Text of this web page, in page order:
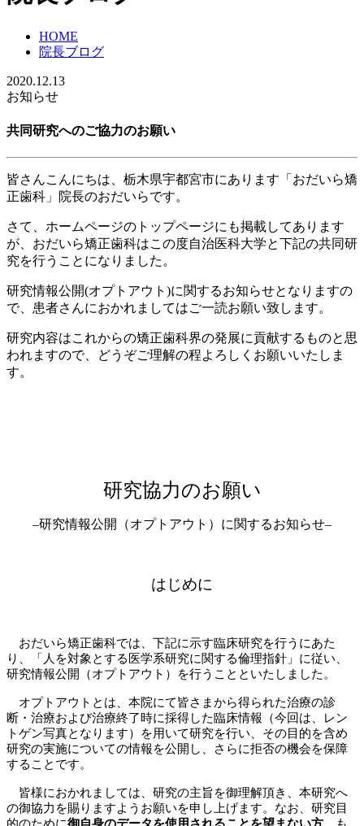
HOME
院長ブログ
2020.12.13
お知らせ
共同研究へのご協力のお願い
皆さんこんにちは、栃木県宇都宮市にあります「おだいら矯
正歯科」院長のおだいらです。
さて、ホームページのトップページにも掲載してあります
が、おだいら矯正歯科はこの度自治医科大学と下記の共同研
究を行うことになりました。
研究情報公開(オプトアウト )に関するお知らせとなりますの
で、患者さんにおかれましてはご一読お願い致します。
研究内容はこれからの矯正歯科界の発展に貢献するものと思
われますので、どうぞご理解の程よろしくお願いいたしま
す。
研究協力のお願い
–研究情報公開（オプトアウト）に関するお知らせ–
はじめに
おだいら矯正歯科では、下記に示す臨床研究を行うにあた
り、「人を対象とする医学系研究に関する倫理指針」に従い、
研究情報公開（オプトアウト）を行うことといたしました。
オプトアウトとは、本院にて皆さまから得られた治療の診
断・治療および治療終了時に採得した臨床情報（今回は、レン
トゲン写真となります）を用いて研究を行い、その目的を含め
研究の実施についての情報を公開し、さらに拒否の機会を保障
することです。
皆様におかれましては、研究の主旨を御理解頂き、本研究へ
の御協力を賜りますようお願いを申し上げます。なお、研究目